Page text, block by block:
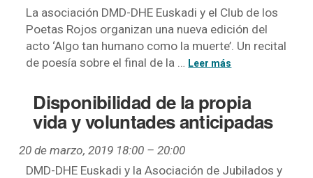
La asociación DMD-DHE Euskadi y el Club de los
Poetas Rojos organizan una nueva edición del
acto ‘Algo tan humano como la muerte’. Un recital
de poesía sobre el final de la …
Disponibilidad de la propia
vida y voluntades anticipadas
20 de marzo, 2019 18:00 –20:00
DMD-DHE Euskadi y la Asociación de Jubilados y